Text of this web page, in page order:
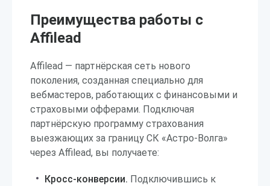
Преимущества работы с
Affilead
Affilead — партнёрская сеть нового
поколения, созданная специально для
вебмастеров, работающих с финансовыми и
страховыми офферами. Подключая
партнёрскую программу страхования
выезжающих за границу СК «Астро-Волга»
через Affilead, вы получаете:
Кросс-конверсии. Подключившись к